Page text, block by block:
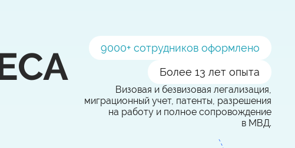
9000+ сотрудников оформлено
Более 13 лет опыта
Визовая и безвизовая легализация,
миграционный учет, патенты, разрешения
на работу и полное сопровождение
в МВД.